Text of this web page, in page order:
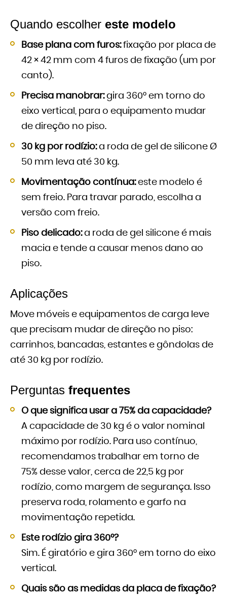
Quando escolher este modelo
Base plana com furos:fixação por placa de
42 × 42 mm com 4 furos de fixação (um por
canto).
Precisa manobrar:gira 360° em torno do
eixo vertical, para o equipamento mudar
de direção no piso.
30 kg por rodízio:a roda de gel de silicone Ø
50 mm leva até 30 kg.
Movimentação contínua:este modelo é
sem freio. Para travar parado, escolha a
versão com freio.
Piso delicado:a roda de gel silicone é mais
macia e tende a causar menos dano ao
piso.
Aplicações
Move móveis e equipamentos de carga leve
que precisam mudar de direção no piso:
carrinhos, bancadas, estantes e gôndolas de
até 30 kg por rodízio.
Perguntas frequentes
O que significa usar a 75% da capacidade?
A capacidade de 30 kg é o valor nominal
máximo por rodízio. Para uso contínuo,
recomendamos trabalhar em torno de
75% desse valor, cerca de 22,5 kg por
rodízio, como margem de segurança. Isso
preserva roda, rolamento e garfo na
movimentação repetida.
Este rodízio gira 360°?
Sim. É giratório e gira 360° em torno do eixo
vertical.
Quais são as medidas da placa de fixação?